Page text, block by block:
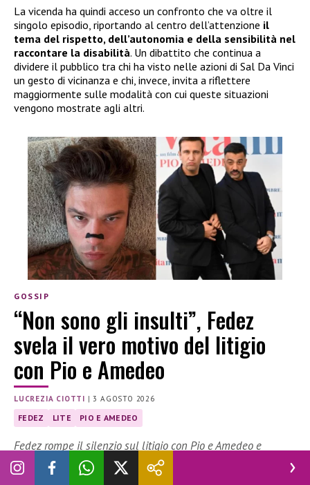
La vicenda ha quindi acceso un confronto che va oltre il
singolo episodio, riportando al centro dell’attenzione il
tema del rispetto, dell’autonomia e della sensibilità nel
raccontare la disabilità. Un dibattito che continua a
dividere il pubblico tra chi ha visto nelle azioni di Sal Da Vinci
un gesto di vicinanza e chi, invece, invita a riflettere
maggiormente sulle modalità con cui queste situazioni
vengono mostrate agli altri.
GOSSIP
“Non sono gli insulti”, Fedez
svela il vero motivo del litigio
con Pio e Amedeo
LUCREZIA CIOTTI |3 AGOSTO 2026
FEDEZ LITE PIO E AMEDEO
Fedez rompe il silenzio sul litigio con Pio e Amedeo e
racconta il retroscena che, a suo dire, ha messo fine alla loro
amicizia.